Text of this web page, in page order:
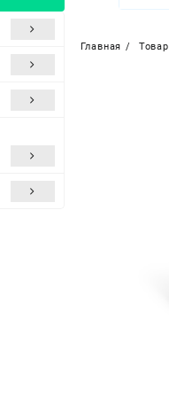
Главная